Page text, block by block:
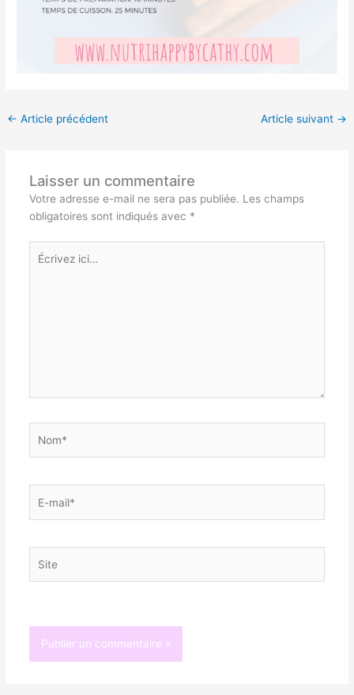
← Article précédent Article suivant →
Laisser un commentaire
Votre adresse e-mail ne sera pas publiée. Les champs
obligatoires sont indiqués avec *
Écrivez
ici…
mail*